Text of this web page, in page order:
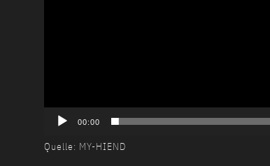
00:00
Quelle: MY-HIEND